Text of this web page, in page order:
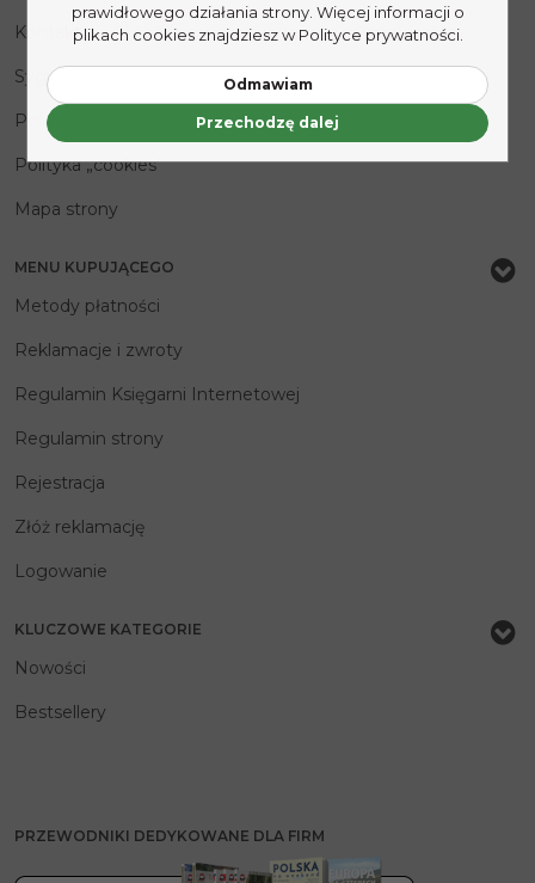
Kontakt
Sygnaliści
Polityka prywatności
Polityka „cookies”
Mapa strony
MENU KUPUJĄCEGO
Metody płatności
Reklamacje i zwroty
Regulamin Księgarni Internetowej
Regulamin strony
Rejestracja
Złóż reklamację
Logowanie
KLUCZOWE KATEGORIE
Nowości
Bestsellery
PRZEWODNIKI DEDYKOWANE DLA FIRM
prawidłowego działania strony. Więcej informacji o
plikach cookies znajdziesz w Polityce prywatności.
Odmawiam
Przechodzę dalej